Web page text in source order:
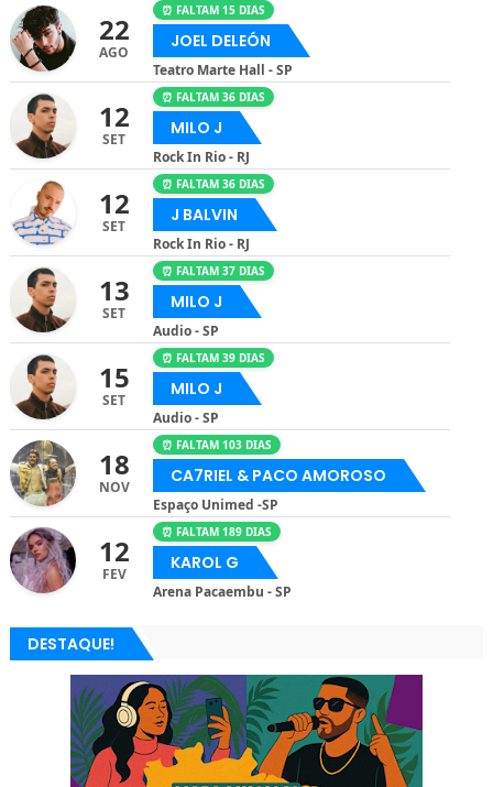
22
AGO
⏰ FALTAM 15 DIAS
JOEL DELEÓN
Teatro Marte Hall - SP
12
SET
⏰ FALTAM 36 DIAS
MILO J
Rock In Rio - RJ
12
SET
⏰ FALTAM 36 DIAS
J BALVIN
Rock In Rio - RJ
13
SET
⏰ FALTAM 37 DIAS
MILO J
Audio - SP
15
SET
⏰ FALTAM 39 DIAS
MILO J
Audio - SP
18
NOV
⏰ FALTAM 103 DIAS
CA7RIEL & PACO AMOROSO
Espaço Unimed -SP
12
FEV
⏰ FALTAM 189 DIAS
KAROL G
Arena Pacaembu - SP
DESTAQUE!